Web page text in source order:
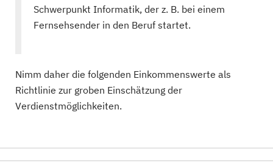
Schwerpunkt Informatik, der z. B. bei einem
Fernsehsender in den Beruf startet.
Nimm daher die folgenden Einkommenswerte als
Richtlinie zur groben Einschätzung der
Verdienstmöglichkeiten.